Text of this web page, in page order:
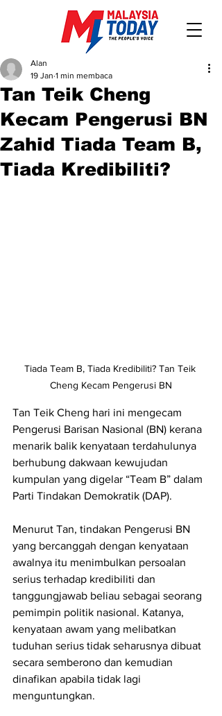
Tan Teik Cheng
Kecam Pengerusi BN
Zahid Tiada Team B,
Tiada Kredibiliti?
Alan
19 Jan 1 min membaca
Tiada Team B, Tiada Kredibiliti? Tan Teik
Cheng Kecam Pengerusi BN
Tan Teik Cheng hari ini mengecam
Pengerusi Barisan Nasional (BN) kerana
menarik balik kenyataan terdahulunya
berhubung dakwaan kewujudan
kumpulan yang digelar “Team B” dalam
Parti Tindakan Demokratik (DAP).
Menurut Tan, tindakan Pengerusi BN
yang bercanggah dengan kenyataan
awalnya itu menimbulkan persoalan
serius terhadap kredibiliti dan
tanggungjawab beliau sebagai seorang
pemimpin politik nasional. Katanya,
kenyataan awam yang melibatkan
tuduhan serius tidak seharusnya dibuat
secara semberono dan kemudian
dinafikan apabila tidak lagi
menguntungkan.